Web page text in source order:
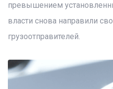
превышением
власти снова направили
грузоотправителей.